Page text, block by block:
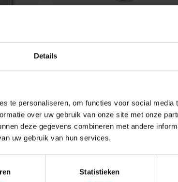
Details
te personaliseren, om functies voor social media
over uw gebruik van onze site met onze
deze gegevens combineren met andere
uw gebruik van hun services.
Statistieken
€229,00 Niet op